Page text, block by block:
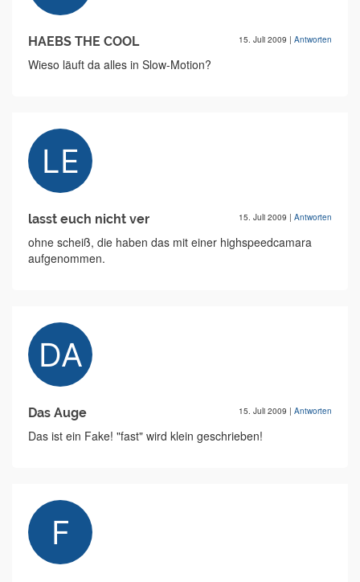
HAEBS THE COOL 15. Juli 2009 | Antworten
Wieso läuft da alles in Slow-Motion?
lasst euch nicht ver 15. Juli 2009 | Antworten
ohne scheiß, die haben das mit einer highspeedcamara
aufgenommen.
Das Auge 15. Juli 2009 | Antworten
Das ist ein Fake! "fast" wird klein geschrieben!